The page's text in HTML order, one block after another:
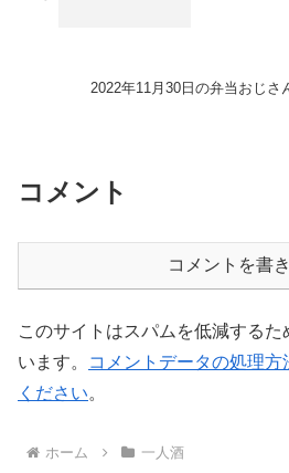
2022年11月30日の弁当おじさ
コメント
コメントを書
このサイトはスパムを低減するた
います。
コメントデータの処理
ください。
ホーム 一人酒